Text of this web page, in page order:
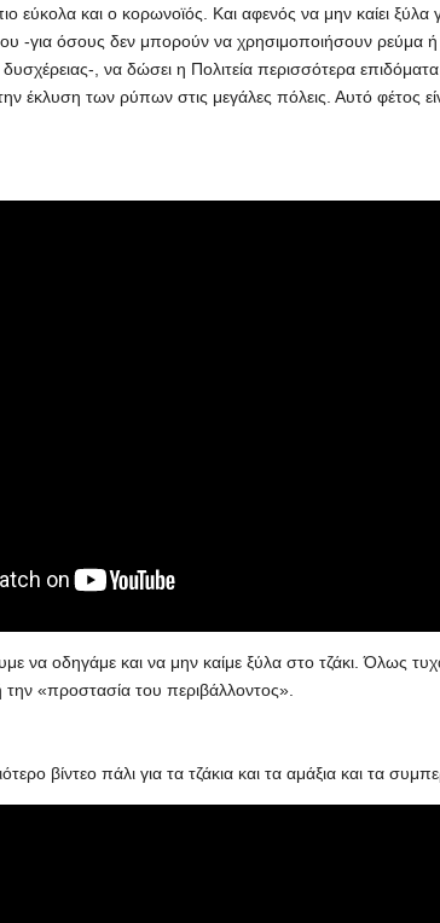
εύκολα και ο κορωνοϊός. Και αφενός να μην καίει ξύλα
-για όσους δεν μπορούν να χρησιμοποιήσουν ρεύμα
, να δώσει η Πολιτεία περισσότερα
έκλυση των ρύπων στις μεγάλες πόλεις. Αυτό φέτος
να οδηγάμε και να μην καίμε ξύλα στο τζάκι. Όλως
«προστασία του περιβάλλοντος».
βίντεο πάλι για τα τζάκια και τα αμάξια και τα